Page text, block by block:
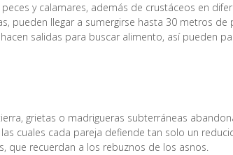
y calamares, además de crustáceos en
pueden llegar a sumergirse hasta 30 metros
salidas para buscar alimento, así pueden
grietas o madrigueras subterráneas
cuales cada pareja defiende tan solo un
que recuerdan a los rebuznos de los asnos.